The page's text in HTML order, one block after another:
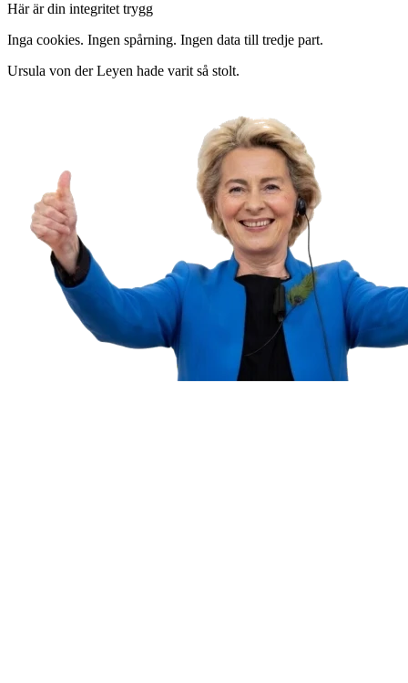
Här är din integritet trygg
Inga cookies. Ingen spårning. Ingen data till tredje part.
Ursula von der Leyen hade varit så stolt.